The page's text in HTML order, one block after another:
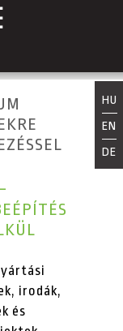
HU
EN
DE
irodák,
és